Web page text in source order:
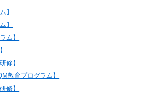
】
】
ム】
修】
教育プログラム】
修】